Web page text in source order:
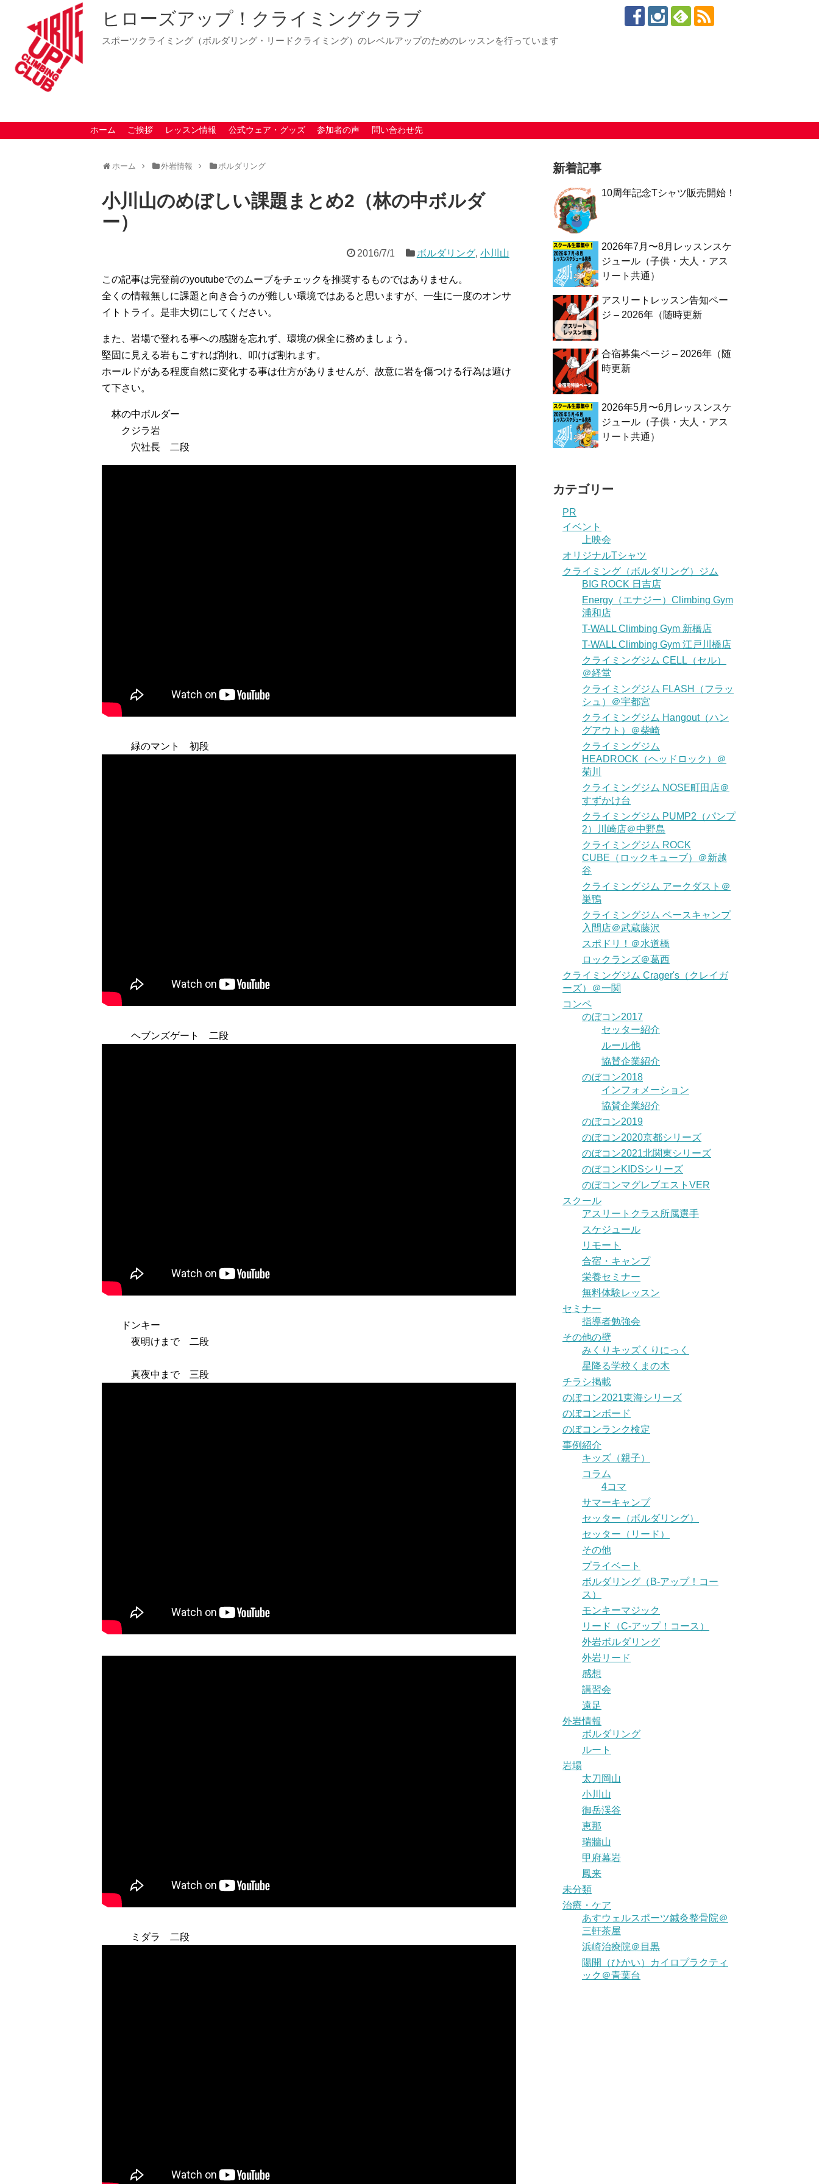
ヒローズアップ！クライミングクラブ
スポーツクライミング（ボルダリング・リードクライミング）のレベルアップのためのレッスンを行っています
ホーム ご挨拶 レッスン情報 公式ウェア・グッズ 参加者の声 問い合わせ先
ホーム 外岩情報 ボルダリング
小川山のめぼしい課題まとめ2（林の中ボルダ
ー）
2016/7/1 ボルダリング, 小川山
この記事は完登前のyoutubeでのムーブをチェックを推奨するものではありません。
全くの情報無しに課題と向き合うのが難しい環境ではあると思いますが、一生に一度のオンサ
イトトライ。是非大切にしてください。
また、岩場で登れる事への感謝を忘れず、環境の保全に務めましょう。
堅固に見える岩もこすれば削れ、叩けば割れます。
ホールドがある程度自然に変化する事は仕方がありませんが、故意に岩を傷つける行為は避け
て下さい。
林の中ボルダー
クジラ岩
穴社長 二段
緑のマント 初段
ヘブンズゲート 二段
ドンキー
夜明けまで 二段
真夜中まで 三段
ミダラ 二段
新着記事
10周年記念Tシャツ販売開始！
2026年7月〜8月レッスンスケ
ジュール（子供・大人・アス
リート共通）
アスリートレッスン告知ペー
ジ – 2026年（随時更新
合宿募集ページ – 2026年（随
時更新
2026年5月〜6月レッスンスケ
ジュール（子供・大人・アス
リート共通）
カテゴリー
PR
イベント
上映会
オリジナルTシャツ
クライミング（ボルダリング）ジム
BIG ROCK 日吉店
Energy（エナジー）Climbing Gym
浦和店
T-WALL Climbing Gym 新橋店
T-WALL Climbing Gym 江戸川橋店
クライミングジム CELL（セル）
＠経堂
クライミングジム FLASH（フラッ
シュ）＠宇都宮
クライミングジム Hangout（ハン
グアウト）＠柴崎
クライミングジム
HEADROCK（ヘッドロック）＠
菊川
クライミングジム NOSE町田店＠
すずかけ台
クライミングジム PUMP2（パンプ
2）川崎店＠中野島
クライミングジム ROCK
CUBE（ロックキューブ）＠新越
谷
クライミングジム アークダスト＠
巣鴨
クライミングジム ベースキャンプ
入間店＠武蔵藤沢
スポドリ！＠水道橋
ロックランズ＠葛西
クライミングジム Crager's（クレイガ
ーズ）＠一関
コンペ
のぼコン2017
セッター紹介
ルール他
協賛企業紹介
のぼコン2018
インフォメーション
協賛企業紹介
のぼコン2019
のぼコン2020京都シリーズ
のぼコン2021北関東シリーズ
のぼコンKIDSシリーズ
のぼコンマグレブエストVER
スクール
アスリートクラス所属選手
スケジュール
リモート
合宿・キャンプ
栄養セミナー
無料体験レッスン
セミナー
指導者勉強会
その他の壁
みくりキッズくりにっく
星降る学校くまの木
チラシ掲載
のぼコン2021東海シリーズ
のぼコンボード
のぼコンランク検定
事例紹介
キッズ（親子）
コラム
4コマ
サマーキャンプ
セッター（ボルダリング）
セッター（リード）
その他
プライベート
ボルダリング（B-アップ！コー
ス）
モンキーマジック
リード（C-アップ！コース）
外岩ボルダリング
外岩リード
感想
講習会
遠足
外岩情報
ボルダリング
ルート
岩場
太刀岡山
小川山
御岳渓谷
恵那
瑞牆山
甲府幕岩
鳳来
未分類
治療・ケア
あすウェルスポーツ鍼灸整骨院＠
三軒茶屋
浜崎治療院＠目黒
陽開（ひかい）カイロプラクティ
ック＠青葉台